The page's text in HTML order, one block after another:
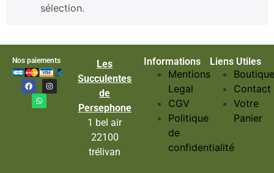
sélection.
Nos paiements
Les
Succulentes
de
Persephone
1 bel air
22100
trélivan
Informations
Mentions
Legal
CGV
Politique
de
confidentialité
Liens Utiles
Contact
Votre
Panier